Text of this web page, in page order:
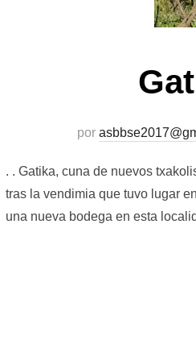
por
. . Gatika, cuna de nuevos
tras la vendimia que tuvo lugar
una nueva bodega en esta